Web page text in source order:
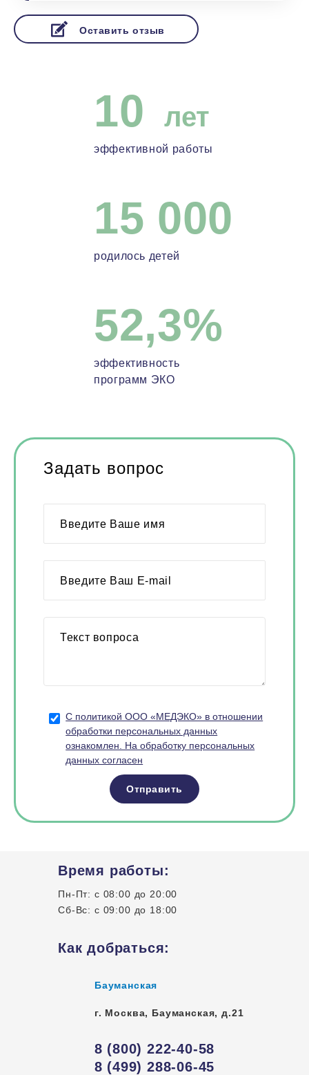
Оставить отзыв
10 лет
эффективной работы
15 000
родилось детей
52,3%
эффективность
программ ЭКО
Задать вопрос
С политикой ООО «МЕДЭКО» в отношении
обработки персональных данных
ознакомлен. На обработку персональных
данных согласен
Отправить
Время работы:
Пн-Пт: с 08:00 до 20:00
Сб-Вс: с 09:00 до 18:00
Как добраться:
Бауманская
г. Москва, Бауманская, д.21
8 (800) 222-40-58
8 (499) 288-06-45